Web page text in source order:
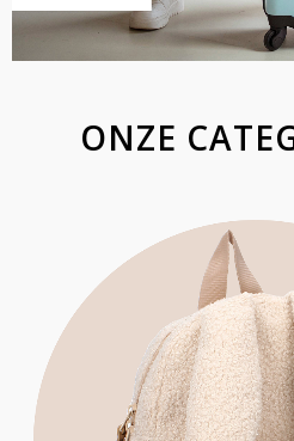
ONZE